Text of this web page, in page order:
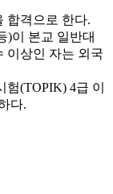
합격으로 한다.
)이 본교 일반대
이상인 자는 외국
(TOPIK) 4급 이
다.